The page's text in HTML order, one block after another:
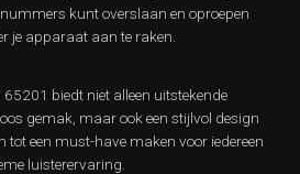
kunt overslaan en oproepen
je apparaat aan te raken.
biedt niet alleen uitstekende
gemak, maar ook een stijlvol design
een must-have maken voor iedereen
luisterervaring.